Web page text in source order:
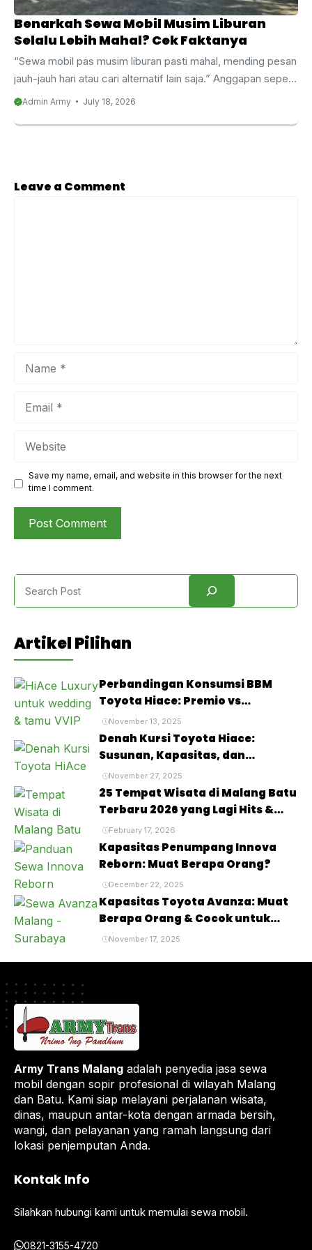
Benarkah Sewa Mobil Musim Liburan
Selalu Lebih Mahal? Cek Faktanya
“Sewa mobil pas musim liburan pasti mahal, mending pesan
jauh-jauh hari atau cari alternatif lain saja.” Anggapan seperti
ini mungkin sudah sering Anda dengar, bahkan mungkin
mobil musim liburan selalu lebih mahal, atau sebenarnya ada
belum tentu sepenuhnya benar? Malang Army Trans ingin
Admin Army July 18, 2026
Leave a Comment
Save my name, email, and website in this browser for the next
time I comment.
Artikel Pilihan
Perbandingan Konsumsi BBM
Toyota Hiace: Premio vs
Commuter vs Luxury, Mana yang
Paling Irit?
November 13, 2025
Denah Kursi Toyota Hiace:
Susunan, Kapasitas, dan
Kenyamanan Penumpang
November 27, 2025
25 Tempat Wisata di Malang Batu
Terbaru 2026 yang Lagi Hits &
Viral
February 17, 2026
Kapasitas Penumpang Innova
Reborn: Muat Berapa Orang?
December 22, 2025
Kapasitas Toyota Avanza: Muat
Berapa Orang & Cocok untuk
Siapa?
November 17, 2025
Army Trans Malang adalah penyedia jasa sewa
mobil dengan sopir profesional di wilayah Malang
dan Batu. Kami siap melayani perjalanan wisata,
dinas, maupun antar-kota dengan armada bersih,
wangi, dan pelayanan yang ramah langsung dari
lokasi penjemputan Anda.
Kontak Info
Silahkan hubungi kami untuk memulai sewa mobil.
0821-3155-4720